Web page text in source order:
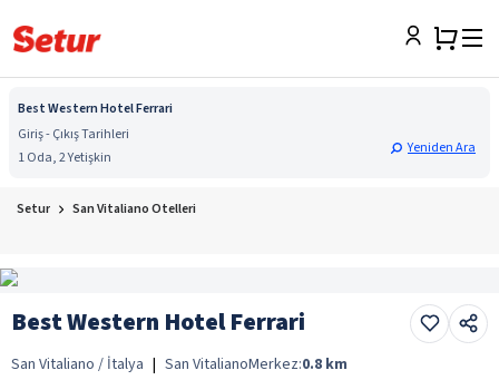
Best Western Hotel Ferrari
Giriş - Çıkış Tarihleri
1 Oda, 2 Yetişkin
Yeniden Ara
Setur San Vitaliano Otelleri
Best Western Hotel Ferrari
San Vitaliano / İtalya | San VitalianoMerkez:0.8 km